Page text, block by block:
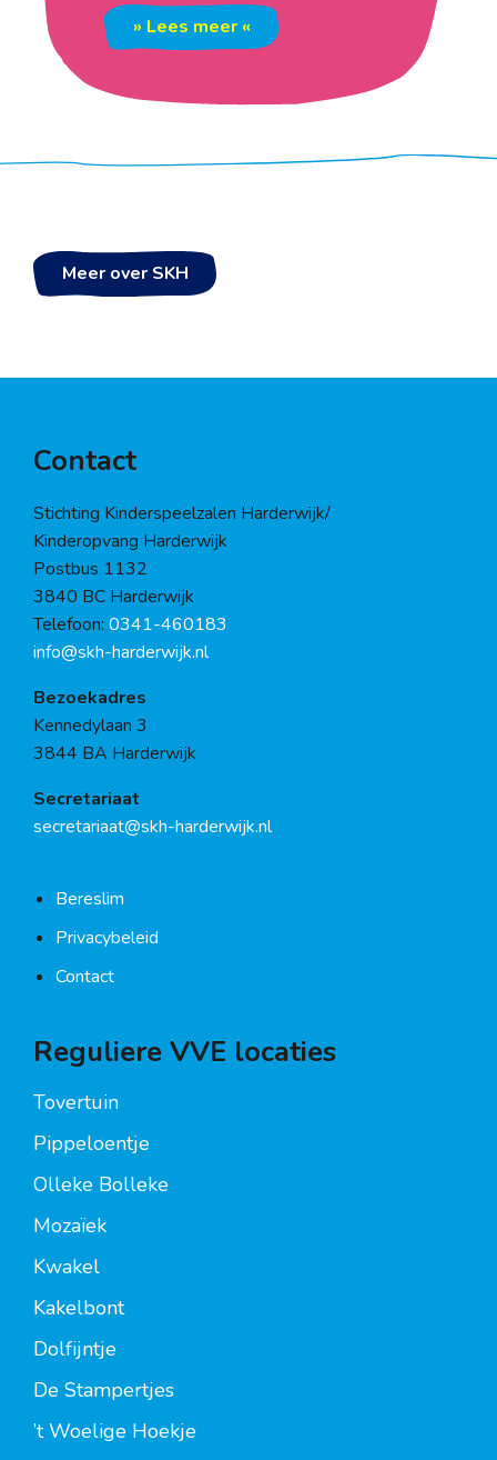
» Lees meer «
Meer over SKH
Contact
Stichting Kinderspeelzalen Harderwijk/
Kinderopvang Harderwijk
Postbus 1132
3840 BC Harderwijk
Telefoon: 0341-460183
info@skh-harderwijk.nl
Bezoekadres
Kennedylaan 3
3844 BA Harderwijk
Secretariaat
secretariaat@skh-harderwijk.nl
Bereslim
Privacybeleid
Contact
Reguliere VVE locaties
Tovertuin
Pippeloentje
Olleke Bolleke
Mozaïek
Kwakel
Kakelbont
Dolfijntje
De Stampertjes
’t Woelige Hoekje